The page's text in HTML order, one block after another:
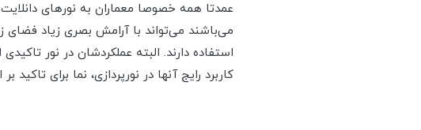
عمدتا همه خصوصا معماران به نورهای
می‌باشند می‌تواند با آرامش بصری زیاد فضای
استفاده دارند. البته عملکردشان در نور
کاربرد رایج آنها در نورپردازی، نما برای